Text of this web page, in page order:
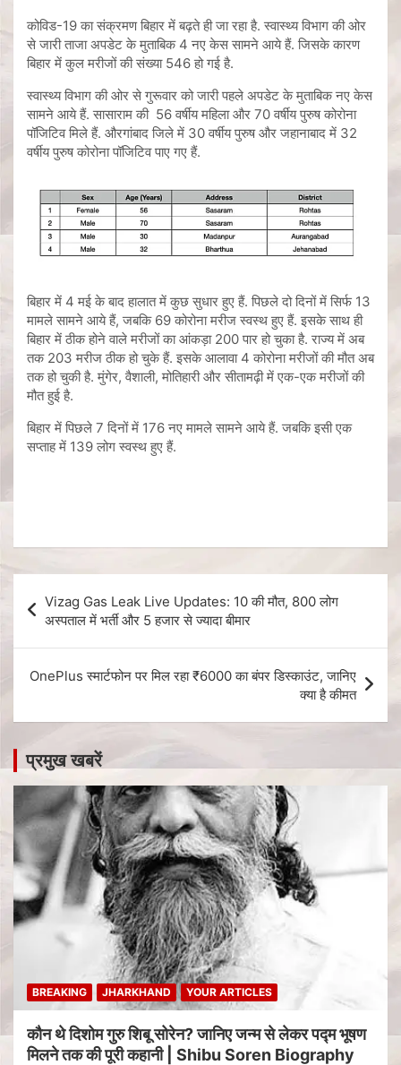
कोविड-19 का संक्रमण बिहार में बढ़ते ही जा रहा है. स्वास्थ्य विभाग की ओर
से जारी ताजा अपडेट के मुताबिक 4 नए केस सामने आये हैं. जिसके कारण
बिहार में कुल मरीजों की संख्या 546 हो गई है.
स्वास्थ्य विभाग की ओर से गुरूवार को जारी पहले अपडेट के मुताबिक नए केस
सामने आये हैं. सासाराम की 56 वर्षीय महिला और 70 वर्षीय पुरुष कोरोना
पॉजिटिव मिले हैं. औरगांबाद जिले में 30 वर्षीय पुरुष और जहानाबाद में 32
वर्षीय पुरुष कोरोना पॉजिटिव पाए गए हैं.
बिहार में 4 मई के बाद हालात में कुछ सुधार हुए हैं. पिछले दो दिनों में सिर्फ 13
मामले सामने आये हैं, जबकि 69 कोरोना मरीज स्वस्थ हुए हैं. इसके साथ ही
बिहार में ठीक होने वाले मरीजों का आंकड़ा 200 पार हो चुका है. राज्य में अब
तक 203 मरीज ठीक हो चुके हैं. इसके आलावा 4 कोरोना मरीजों की मौत अब
तक हो चुकी है. मुंगेर, वैशाली, मोतिहारी और सीतामढ़ी में एक-एक मरीजों की
मौत हुई है.
बिहार में पिछले 7 दिनों में 176 नए मामले सामने आये हैं. जबकि इसी एक
सप्ताह में 139 लोग स्वस्थ हुए हैं.
Vizag Gas Leak Live Updates: 10 की मौत, 800 लोग
अस्पताल में भर्ती और 5 हजार से ज्यादा बीमार
OnePlus स्मार्टफोन पर मिल रहा ₹6000 का बंपर डिस्काउंट, जानिए
क्या है कीमत
प्रमुख खबरें
BREAKING JHARKHAND YOUR ARTICLES
कौन थे दिशोम गुरु शिबू सोरेन? जानिए जन्म से लेकर पद्म भूषण
मिलने तक की पूरी कहानी | Shibu Soren Biography